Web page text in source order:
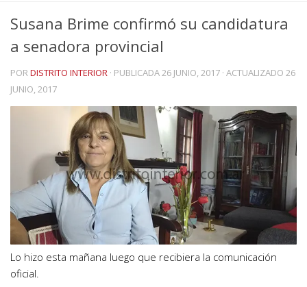
Susana Brime confirmó su candidatura
a senadora provincial
PORDISTRITO INTERIOR · PUBLICADA26 JUNIO, 2017 · ACTUALIZADO 26
JUNIO, 2017
Lo hizo esta mañana luego que recibiera la comunicación
oficial.